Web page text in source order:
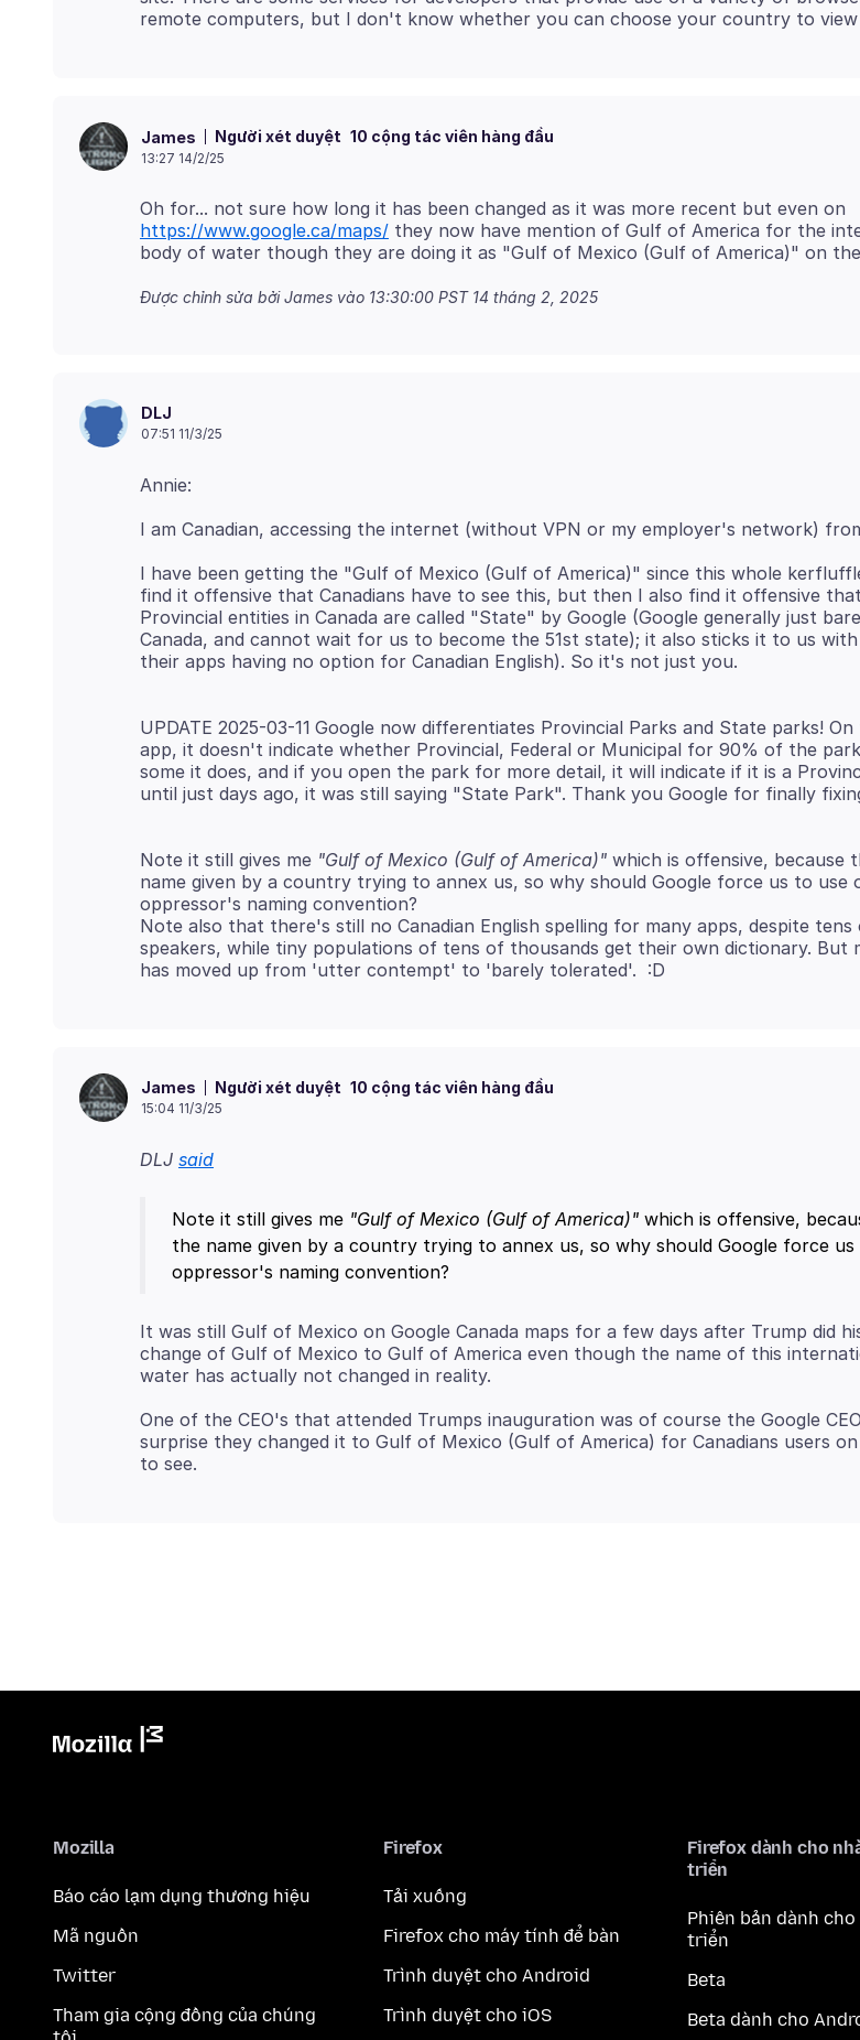
James Người xét duyệt 10 cộng tác viên hàng đầu
13:27 14/2/25
Oh for... not sure how long it has been changed as it was more recent but even on
https://www.google.ca/maps/ they now have mention of Gulf of America for the
Được chỉnh sửa bởi James vào 13:30:00 PST 14 tháng 2, 2025
DLJ
07:51 11/3/25
I have been getting the "Gulf of Mexico (Gulf of America)" since this whole
find it offensive that Canadians have to see this, but then I also find it offensive
Provincial entities in Canada are called "State" by Google (Google generally just
Canada, and cannot wait for us to become the 51st state); it also sticks it to us
UPDATE 2025-03-11 Google now differentiates Provincial Parks and State parks!
app, it doesn't indicate whether Provincial, Federal or Municipal for 90% of the
some it does, and if you open the park for more detail, it will indicate if it is a
until just days ago, it was still saying "State Park". Thank you Google for finally
Note it still gives me "Gulf of Mexico (Gulf of America)" which is offensive, because
name given by a country trying to annex us, so why should Google force us to use
oppressor's naming convention?
Note also that there's still no Canadian English spelling for many apps, despite
speakers, while tiny populations of tens of thousands get their own dictionary. But
James Người xét duyệt 10 cộng tác viên hàng đầu
15:04 11/3/25
DLJ said
Note it still gives me "Gulf of Mexico (Gulf of America)" which is offensive,
the name given by a country trying to annex us, so why should Google force
oppressor's naming convention?
It was still Gulf of Mexico on Google Canada maps for a few days after Trump did
change of Gulf of Mexico to Gulf of America even though the name of this
One of the CEO's that attended Trumps inauguration was of course the Google
surprise they changed it to Gulf of Mexico (Gulf of America) for Canadians users on
Mozilla
Báo cáo lạm dụng thương hiệu
Mã nguồn
Twitter
Tham gia cộng đồng của chúng
Firefox
Tải xuống
Firefox cho máy tính để bàn
Trình duyệt cho Android
Trình duyệt cho iOS
Firefox dành cho
triển
Phiên bản dành
triển
Beta
Beta dành cho